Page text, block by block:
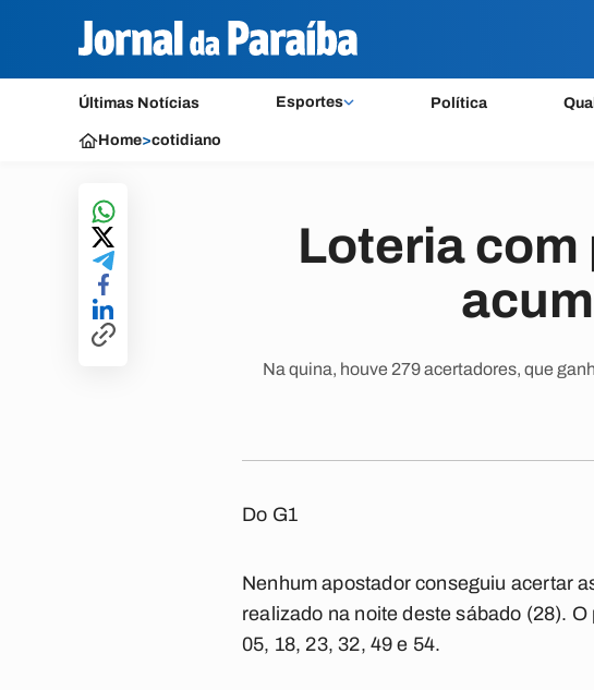
Últimas Notícias Esportes Política
Home>cotidiano
Loteria com
Na quina, houve 279 acertadores, que
Do G1
Nenhum apostador conseguiu acertar
realizado na noite deste sábado (28).
05, 18, 23, 32, 49 e 54.